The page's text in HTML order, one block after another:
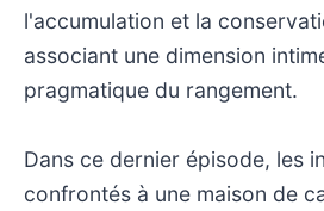
l'accumulation et la
associant une dimension
pragmatique du rangement.
Dans ce dernier épisode, les
confrontés à une maison de